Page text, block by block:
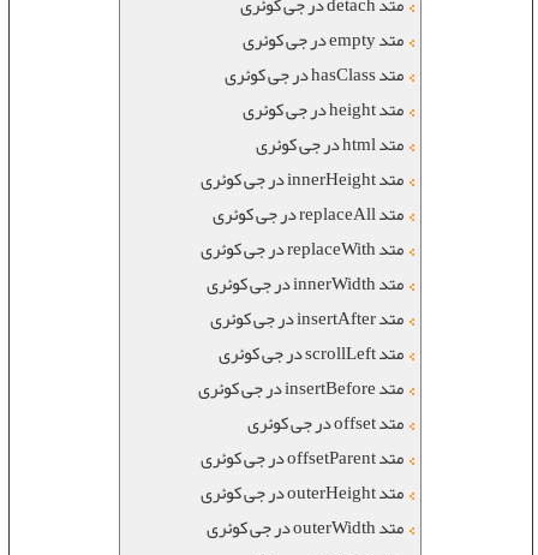
متد empty در جی کوئری
متد hasClass در جی کوئری
متد height در جی کوئری
متد html در جی کوئری
متد innerHeight در جی کوئری
متد replaceAll در جی کوئری
متد replaceWith در جی کوئری
متد innerWidth در جی کوئری
متد insertAfter در جی کوئری
متد scrollLeft در جی کوئری
متد insertBefore در جی کوئری
متد offset در جی کوئری
متد offsetParent در جی کوئری
متد outerHeight در جی کوئری
متد outerWidth در جی کوئری